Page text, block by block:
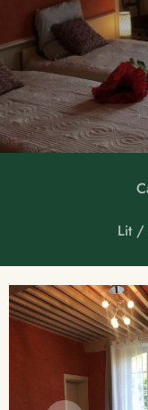
Lit /